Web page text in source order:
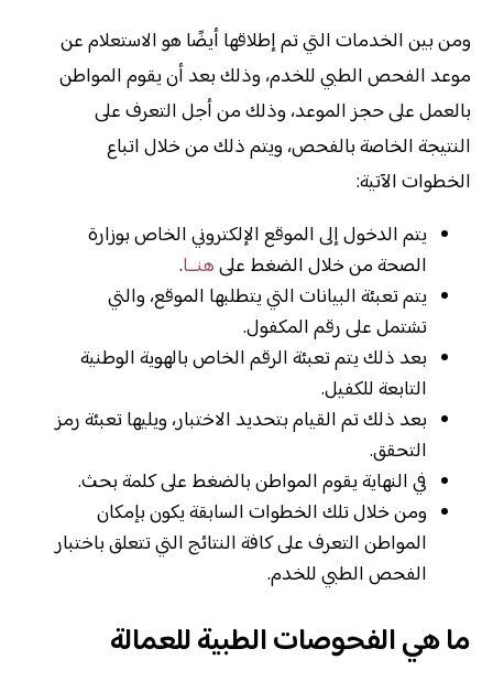
ومن بين الخدمات التي تم إطلاقها أيضًا هو الاستعلام عن
موعد الفحص الطبي للخدم، وذلك بعد أن يقوم المواطن
بالعمل على حجز الموعد، وذلك من أجل التعرف على
النتيجة الخاصة بالفحص، ويتم ذلك من خلال اتباع
الخطوات الآتية:
يتم الدخول إلى الموقع الإلكتروني الخاص بوزارة
الصحة من خلال الضغط علىهنــا.
يتم تعبئة البيانات التي يتطلبها الموقع، والتي
تشتمل على رقم المكفول.
بعد ذلك يتم تعبئة الرقم الخاص بالهوية الوطنية
التابعة للكفيل.
بعد ذلك تم القيام بتحديد الاختبار، ويليها تعبئة رمز
التحقق.
في النهاية يقوم المواطن بالضغط على كلمة بحث.
ومن خلال تلك الخطوات السابقة يكون بإمكان
المواطن التعرف على كافة النتائج التي تتعلق باختبار
الفحص الطبي للخدم.
ما هي الفحوصات الطبية للعمالة